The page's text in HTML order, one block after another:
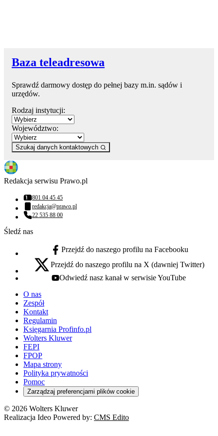
Baza teleadresowa
Sprawdź darmowy dostęp do pełnej bazy m.in. sądów i
urzędów.
Rodzaj instytucji:
Województwo:
Szukaj danych kontaktowych
Redakcja serwisu Prawo.pl
Numer telefonu:
801 04 45 45
Adres email:
redakcja@prawo.pl
Numer telefonu:
22 535 88 00
Śledź nas
facebook - otwiera się w nowej karcie
Przejdź do naszego profilu na Facebooku
x - otwiera się w nowej karcie
Przejdź do naszego profilu na X (dawniej Twitter)
youtube - otwiera się w nowej karcie
Odwiedź nasz kanał w serwisie YouTube
O nas
Zespół
Kontakt
Regulamin
Księgarnia Profinfo.pl
Wolters Kluwer
FEPI
FPOP
Mapa strony
Polityka prywatności
Pomoc
Zarządzaj preferencjami plików cookie
© 2026 Wolters Kluwer
Realizacja Ideo Powered by: CMS Edito